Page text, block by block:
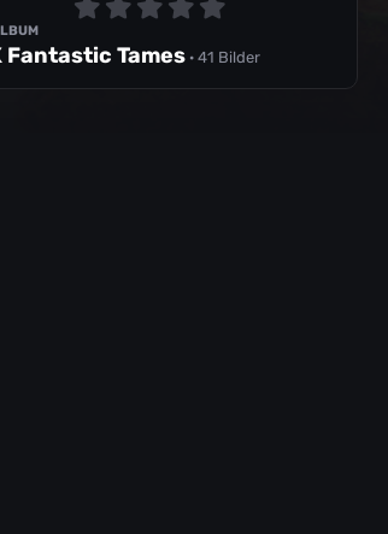
Fantastic Tames · 41 Bilder